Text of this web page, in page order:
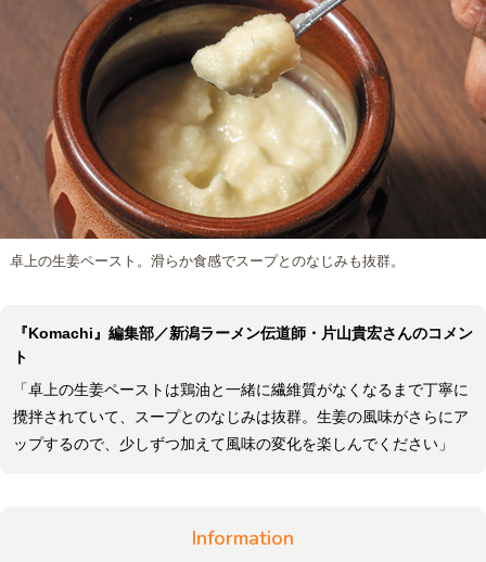
卓上の生姜ペースト。滑らか食感でスープとのなじみも抜群。
『Komachi』編集部／新潟ラーメン伝道師・片山貴宏さんのコメン
ト
「卓上の生姜ペーストは鶏油と一緒に繊維質がなくなるまで丁寧に
攪拌されていて、スープとのなじみは抜群。生姜の風味がさらにア
ップするので、少しずつ加えて風味の変化を楽しんでください」
Information